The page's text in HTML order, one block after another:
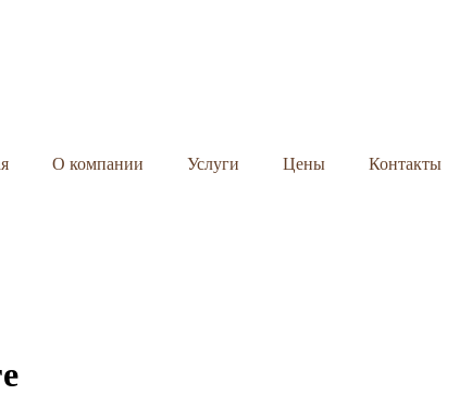
О компании Услуги Цены Контакты